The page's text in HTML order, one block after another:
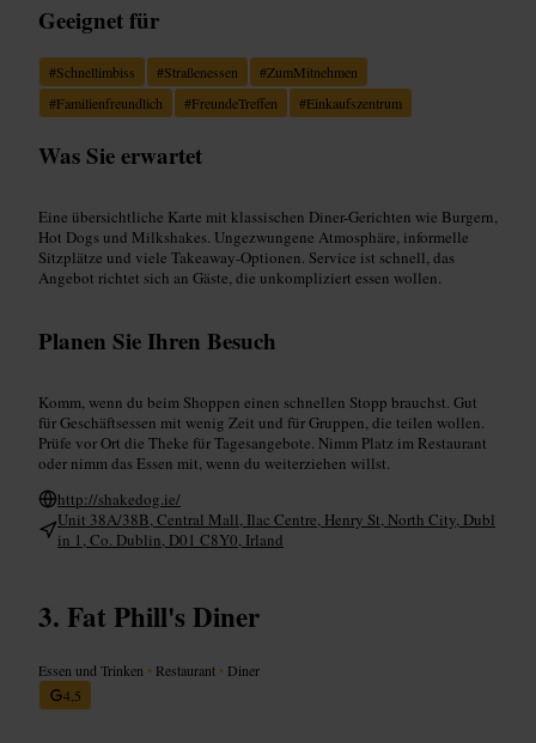
Geeignet für
#Schnellimbiss #Straßenessen #ZumMitnehmen
#Familienfreundlich #FreundeTreffen #Einkaufszentrum
Was Sie erwartet
Eine übersichtliche Karte mit klassischen Diner-Gerichten wie Burgern,
Hot Dogs und Milkshakes. Ungezwungene Atmosphäre, informelle
Sitzplätze und viele Takeaway-Optionen. Service ist schnell, das
Angebot richtet sich an Gäste, die unkompliziert essen wollen.
Planen Sie Ihren Besuch
Komm, wenn du beim Shoppen einen schnellen Stopp brauchst. Gut
für Geschäftsessen mit wenig Zeit und für Gruppen, die teilen wollen.
Prüfe vor Ort die Theke für Tagesangebote. Nimm Platz im Restaurant
oder nimm das Essen mit, wenn du weiterziehen willst.
http://shakedog.ie/
Unit 38A/38B, Central Mall, Ilac Centre, Henry St, North City, Dubl
in 1, Co. Dublin, D01 C8Y0, Irland
Fat Phill's Diner
Essen und Trinken • Restaurant • Diner
4,5